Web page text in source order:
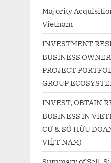
Majority
Vietnam
INVESTMENT
BUSINESS
PROJECT
GROUP
INVEST, OBTAIN
BUSINESS IN
CƯ & SỞ HỮU
VIỆT NAM)